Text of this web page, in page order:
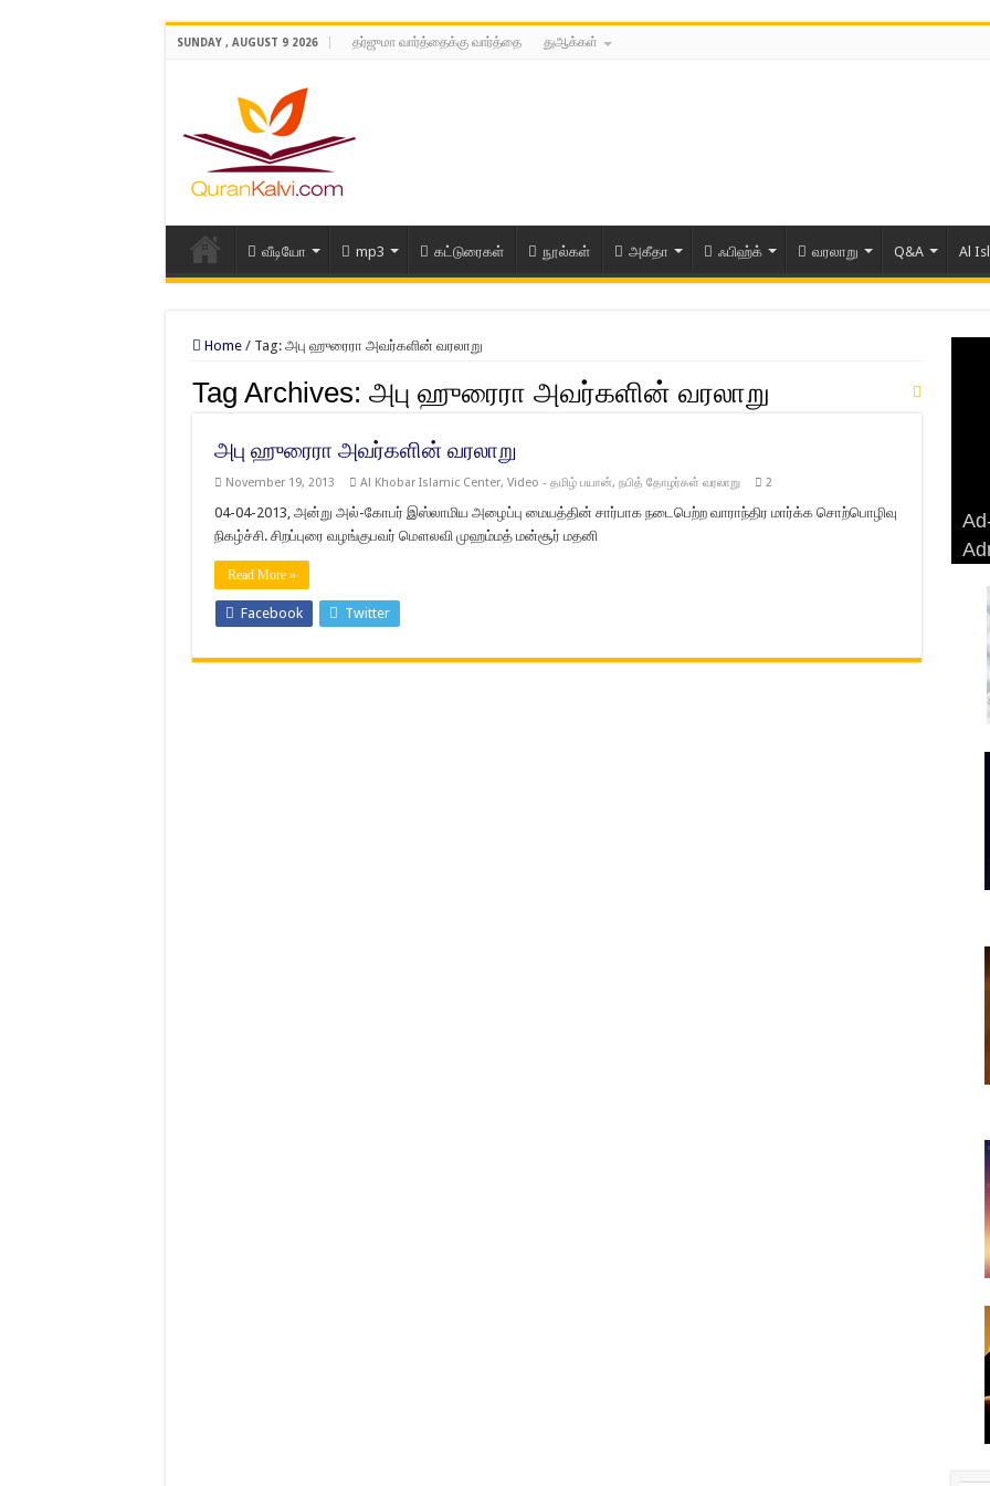
SUNDAY , AUGUST 9 2026 தர்ஜுமா வார்த்தைக்கு வார்த்தை துஆக்கள்
வீடியோ mp3 கட்டுரைகள் நூல்கள் அகீதா ஃபிஹ்க் வரலாறு Q&A Al
Home / Tag: அபு ஹுரைரா அவர்களின் வரலாறு
Tag Archives: அபு ஹுரைரா அவர்களின் வரலாறு
அபு ஹுரைரா அவர்களின் வரலாறு
November 19, 2013 Al Khobar Islamic Center, Video - தமிழ் பயான், நபித் தோழர்கள் வரலாறு 2
04-04-2013, அன்று அல்-கோபர் இஸ்லாமிய அழைப்பு மையத்தின் சார்பாக நடைபெற்ற வாராந்திர மார்க்க சொற்பொழிவு
நிகழ்ச்சி. சிறப்புரை வழங்குபவர் மௌலவி முஹம்மத் மன்சூர் மதனி
Read More »
Facebook Twitter